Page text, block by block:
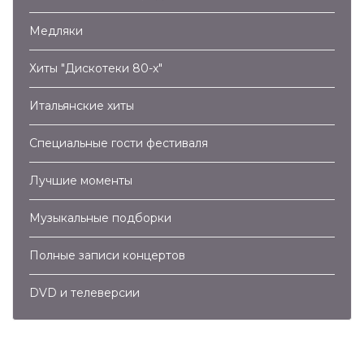
Медляки
Хиты "Дискотеки 80-х"
Итальянские хиты
Специальные гости фестиваля
Лучшие моменты
Музыкальные подборки
Полные записи концертов
DVD и телеверсии